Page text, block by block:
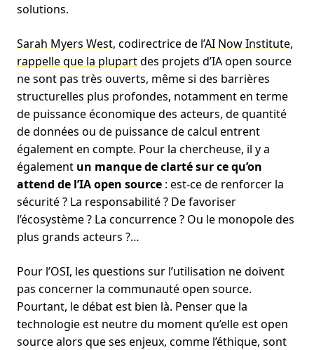
solutions.
Sarah Myers West, codirectrice de l’AI Now Institute,
rappelle que la plupartdes projets d’IA open source
ne sont pas très ouverts, même si des barrières
structurelles plus profondes, notamment en terme
de puissance économique des acteurs, de quantité
de données ou de puissance de calcul entrent
également en compte. Pour la chercheuse, il y a
également un manque de clarté sur ce qu’on
attend de l’IA open source : est-ce de renforcer la
sécurité ? La responsabilité ? De favoriser
l’écosystème ? La concurrence ? Ou le monopole des
plus grands acteurs ?…
Pour l’OSI, les questions sur l’utilisation ne doivent
pas concerner la communauté open source.
Pourtant, le débat est bien là. Penser que la
technologie est neutre du moment qu’elle est open
source alors que ses enjeux, comme l’éthique, sont